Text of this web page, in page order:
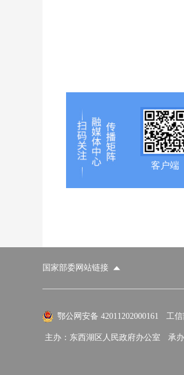
客户端
国家部委网站链接
国家部委网站 省
外交部
鄂公网安备 42011202000161 工信
主办：东西湖区人民政府办公室 承